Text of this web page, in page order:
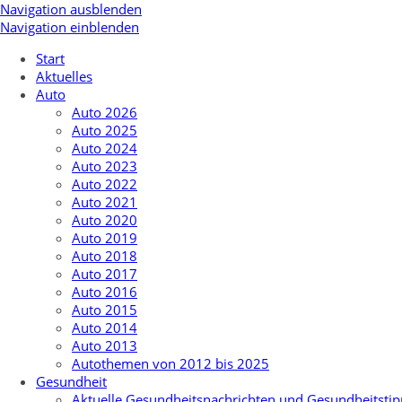
Navigation ausblenden
Navigation einblenden
Start
Aktuelles
Auto
Auto 2026
Auto 2025
Auto 2024
Auto 2023
Auto 2022
Auto 2021
Auto 2020
Auto 2019
Auto 2018
Auto 2017
Auto 2016
Auto 2015
Auto 2014
Auto 2013
Autothemen von 2012 bis 2025
Gesundheit